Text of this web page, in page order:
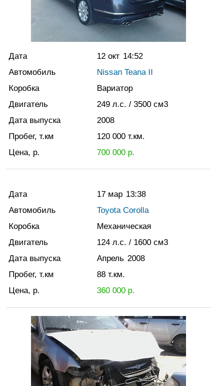
Дата 12 окт 14:52
Автомобиль
Nissan Teana II
Коробка
Вариатор
Двигатель
249 л.с. / 3500 см3
Дата выпуска
2008
Пробег, т.км
120 000 т.км.
Цена, р.
700 000р.
Дата 17 мар 13:38
Автомобиль
Toyota Corolla
Коробка
Механическая
Двигатель
124 л.с. / 1600 см3
Дата выпуска
Апрель 2008
Пробег, т.км
88 т.км.
Цена, р.
360 000р.